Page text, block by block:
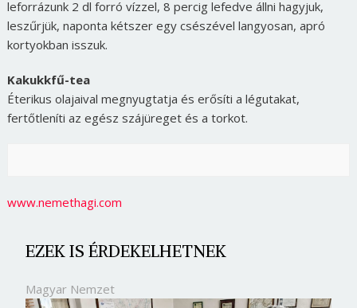
leforrázunk 2 dl forró vízzel, 8 percig lefedve állni hagyjuk,
leszűrjük, naponta kétszer egy csészével langyosan, apró
kortyokban isszuk.
Kakukkfű-tea
Éterikus olajaival megnyugtatja és erősíti a légutakat,
fertőtleníti az egész szájüreget és a torkot.
www.nemethagi.com
EZEK IS ÉRDEKELHETNEK
Magyar Nemzet